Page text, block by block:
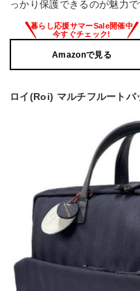
っかり保護できるのが魅力で
Amazonで見る
ロイ(Roi) マルチフルート